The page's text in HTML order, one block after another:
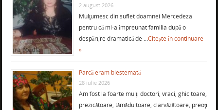
2 august 2026
Mulţumesc din suflet doamnei Mercedeza
pentru că mi-a împreunat familia după o
despărţire dramatică de …Citește în continuare
»
Parcă eram blestemată
28 iulie 2026
Am fost la foarte mulţi doctori, vraci, ghicitoare,
prezicătoare, tămăduitoare, clarvăzătoare, preoţi